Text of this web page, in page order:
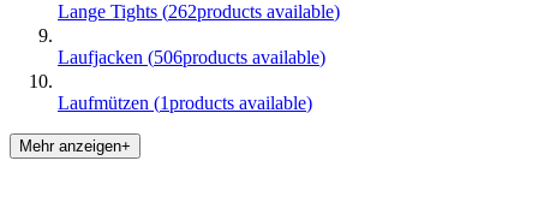
Lange Tights (262products available)
Laufjacken (506products available)
Laufmützen (1products available)
Mehr anzeigen+